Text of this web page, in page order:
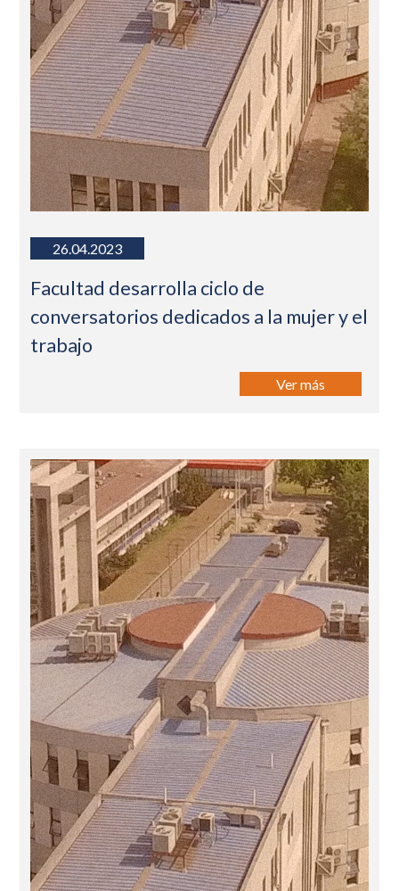
26.04.2023
Facultad desarrolla ciclo de
conversatorios dedicados a la mujer y el
trabajo
Ver más